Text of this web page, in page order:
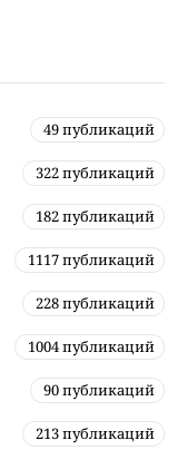
49 публикаций
322 публикаций
182 публикаций
1117 публикаций
228 публикаций
1004 публикаций
90 публикаций
213 публикаций